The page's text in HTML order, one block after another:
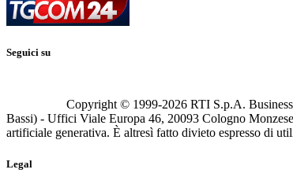
Seguici su
Copyright © 1999-2026 RTI S.p.A.
Bassi) - Uffici Viale Europa 46, 20093 Cologno
artificiale generativa. È altresì fatto divieto espresso di
Legal